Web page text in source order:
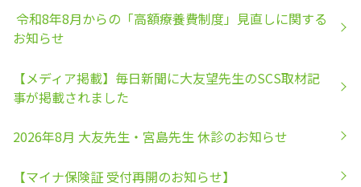
令和8年8月からの「高額療養費制度」見直しに関する
お知らせ
【メディア掲載】毎日新聞に大友望先生のSCS取材記
事が掲載されました
2026年8月 大友先生・宮島先生 休診のお知らせ
【マイナ保険証 受付再開のお知らせ】